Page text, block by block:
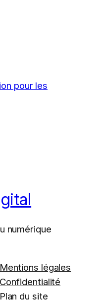
pour les
numérique
Mentions légales
Confidentialité
Plan du site